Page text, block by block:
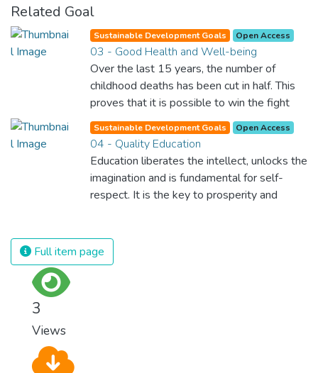
Related Goal
Sustainable Development Goals Open Access
03 - Good Health and Well-being
Over the last 15 years, the number of
childhood deaths has been cut in half. This
proves that it is possible to win the fight
against almost every disease. Still, we are
spending an astonishing amount of money
and resources on treating illnesses that are
surprisingly easy to prevent. The new goal
for worldwide Good Health promotes
healthy lifestyles, preventive measures and
Sustainable Development Goals Open Access
04 - Quality Education
Education liberates the intellect, unlocks the
imagination and is fundamental for self-
respect. It is the key to prosperity and
progressive, healthy society. Learning
benefits every human being and should be
Full item page
3
Views